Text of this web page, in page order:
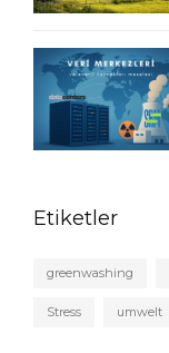
Etiketler
greenwashing
Stress umwelt